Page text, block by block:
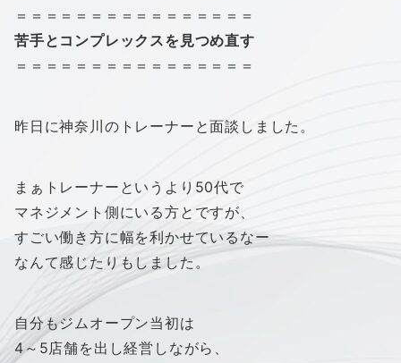
＝＝＝＝＝＝＝＝＝＝＝＝＝＝＝＝
苦手とコンプレックスを見つめ直す
＝＝＝＝＝＝＝＝＝＝＝＝＝＝＝＝
昨日に神奈川のトレーナーと面談しました。
まぁトレーナーというより50代で
マネジメント側にいる方とですが、
すごい働き方に幅を利かせているなー
なんて感じたりもしました。
自分もジムオープン当初は
4～5店舗を出し経営しながら、